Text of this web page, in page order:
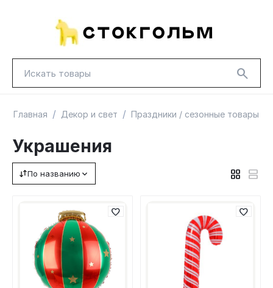
НОВИНКИ
Главная / Декор и свет / Праздники / сезонные товары
Украшения
По названию